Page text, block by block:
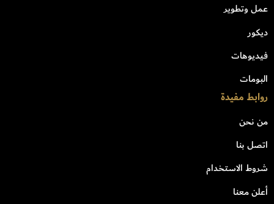
عمل وتطوير
ديكور
فيديوهات
البومات
روابط مفيدة
من نحن
اتصل بنا
شروط الاستخدام
أعلن معنا